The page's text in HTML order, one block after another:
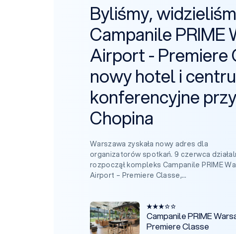
Byliśmy,
Campanile PRIME
Airport - Premiere
nowy hotel i
konferencyjne
Chopina
Warszawa zyskała nowy adres dla
organizatorów spotkań. 9 czerwca
rozpoczął kompleks Campanile PRIME
Airport – Premiere Classe,…
Campanile PRIME Warsaw Airport -
Campanile PRIME
Premiere Classe